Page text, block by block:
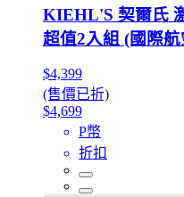
KIEHL'S 契爾氏
超值2入組 (國際
$4,399
(售價已折)
$4,699
P幣
折扣